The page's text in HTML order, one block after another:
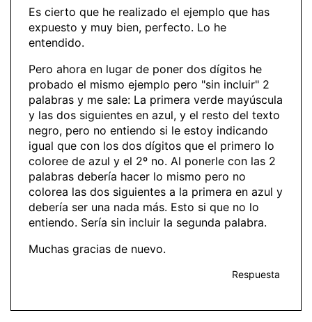
Es cierto que he realizado el ejemplo que has
expuesto y muy bien, perfecto. Lo he
entendido.
Pero ahora en lugar de poner dos dígitos he
probado el mismo ejemplo pero "sin incluir" 2
palabras y me sale: La primera verde mayúscula
y las dos siguientes en azul, y el resto del texto
negro, pero no entiendo si le estoy indicando
igual que con los dos dígitos que el primero lo
coloree de azul y el 2º no. Al ponerle con las 2
palabras debería hacer lo mismo pero no
colorea las dos siguientes a la primera en azul y
debería ser una nada más. Esto si que no lo
entiendo. Sería sin incluir la segunda palabra.
Muchas gracias de nuevo.
Respuesta